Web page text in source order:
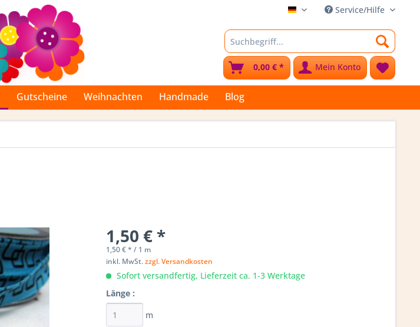
Stoffkleks Service/Hilfe
Mein Konto
0,00 € *
Gutscheine Weihnachten Handmade Blog
1,50 € *
1,50 € * / 1 m
inkl. MwSt.zzgl. Versandkosten
Sofort versandfertig, Lieferzeit ca. 1-3 Werktage
Länge :
m